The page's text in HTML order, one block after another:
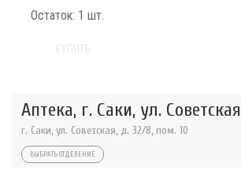
Остаток: 1 шт.
Аптека, г. Саки, ул. Советская
г. Саки, ул. Советская, д. 32/8, пом. 10
ВЫБРАТЬ ОТДЕЛЕНИЕ